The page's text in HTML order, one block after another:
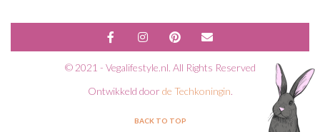
© 2021 - Vegalifestyle.nl. All Rights Reserved
Ontwikkeld door de Techkoningin.
BACK TO TOP